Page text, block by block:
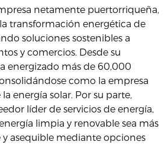
netamente puertorriqueña,
transformación energética de
soluciones sostenibles a
y comercios. Desde su
energizado más de 60,000
como la empresa
energía solar. Por su parte,
líder de servicios de energía,
limpia y renovable sea más
y asequible mediante opciones